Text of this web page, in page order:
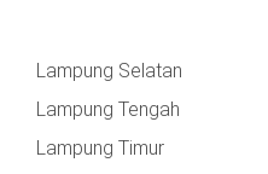
Lampung Selatan
Lampung Tengah
Lampung Timur